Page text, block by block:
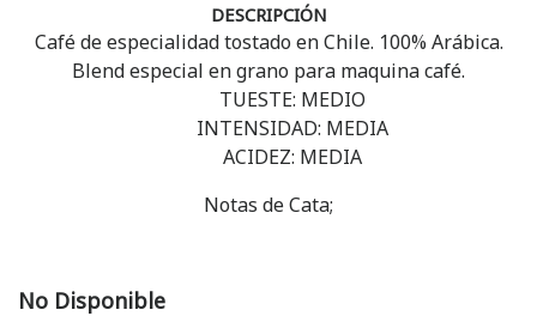
DESCRIPCIÓN
Café de especialidad tostado en Chile. 100% Arábica.
Blend especial en grano para maquina café.
TUESTE: MEDIO
INTENSIDAD: MEDIA
ACIDEZ: MEDIA
Notas de Cata;
No Disponible